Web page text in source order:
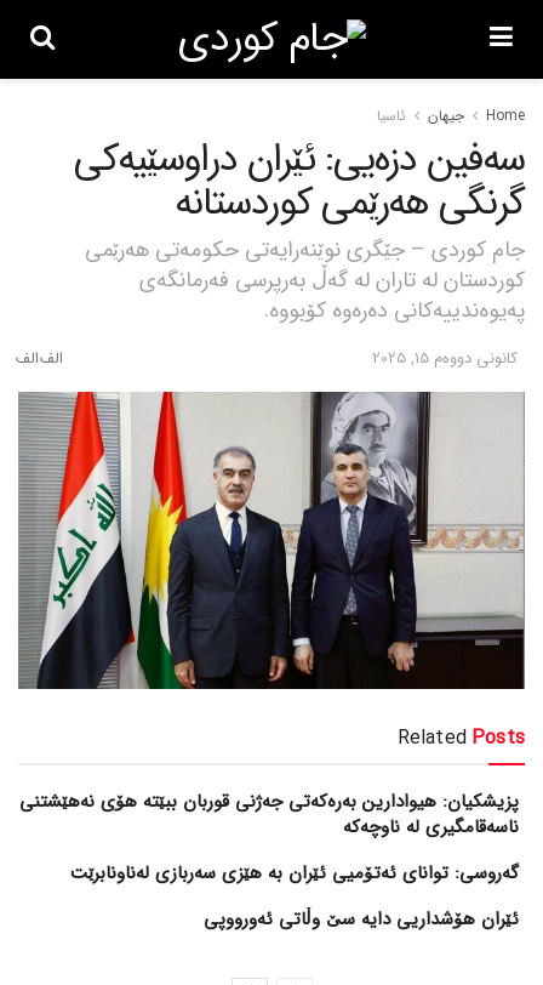
Home جیهان ئاسیا
سەفین دزەیی: ئێران دراوسێیەکی
گرنگی هەرێمی کوردستانە
جام کوردی – جێگری نوێنەرایەتی حکومەتی هەرێمی
کوردستان لە تاران لە گەڵ بەرپرسی فەرمانگەی
پەیوەندییەکانی دەرەوە کۆبووە.
كانونی دووه‌م 15, 2025
Related Posts
پزیشکیان: هیوادارین بەرەکەتی جەژنی قوربان ببێتە هۆی نەهێشتنی
ناسەقامگیری لە ناوچەکە
گەروسی: توانای ئەتۆمیی ئێران بە هێزی سەربازی لەناونابرێت
ئێران هۆشداریی دایە سێ وڵاتی ئەورووپی